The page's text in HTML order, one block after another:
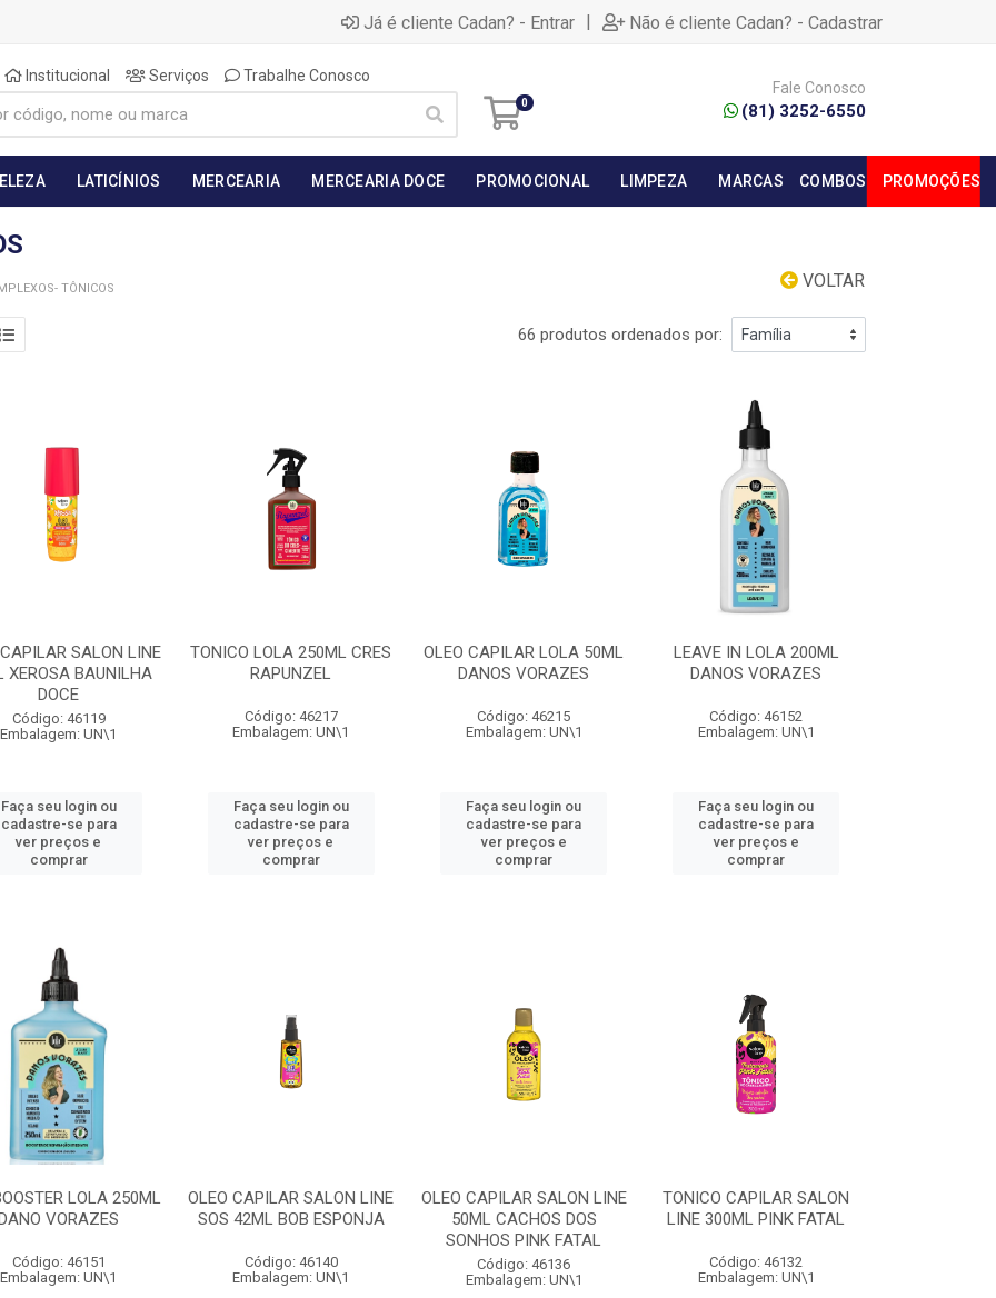
Já é cliente Cadan? - Entrar | Não é cliente Cadan? - Cadastrar
Institucional Serviços Trabalhe Conosco
0
Fale Conosco
(81) 3252-6550
LATICÍNIOS MERCEARIA MERCEARIA DOCE PROMOCIONAL LIMPEZA MARCAS COMBOS PROMOÇÕES
VOLTAR
TÔNICOS
66 produtos ordenados por:
SALON LINE
XEROSA BAUNILHA
DOCE
Código: 46119
Embalagem: UN\1
Faça seu login ou
cadastre-se para
ver preços e
comprar
TONICO LOLA 250ML CRES
RAPUNZEL
Código: 46217
Embalagem: UN\1
Faça seu login ou
cadastre-se para
ver preços e
comprar
OLEO CAPILAR LOLA 50ML
DANOS VORAZES
Código: 46215
Embalagem: UN\1
Faça seu login ou
cadastre-se para
ver preços e
comprar
LEAVE IN LOLA 200ML
DANOS VORAZES
Código: 46152
Embalagem: UN\1
Faça seu login ou
cadastre-se para
ver preços e
comprar
LOLA 250ML
VORAZES
Código: 46151
Embalagem: UN\1
OLEO CAPILAR SALON LINE
SOS 42ML BOB ESPONJA
Código: 46140
Embalagem: UN\1
OLEO CAPILAR SALON LINE
50ML CACHOS DOS
SONHOS PINK FATAL
Código: 46136
Embalagem: UN\1
TONICO CAPILAR SALON
LINE 300ML PINK FATAL
Código: 46132
Embalagem: UN\1